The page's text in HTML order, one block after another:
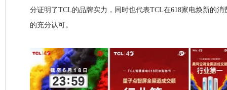
分证明了TCL的品牌实力，同时也代表TCL在618家电焕新的
的充分认可。